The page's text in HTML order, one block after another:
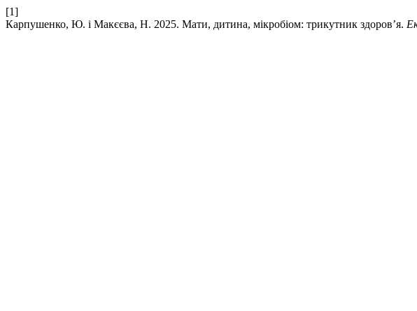
[1]
Карпушенко, Ю. і Макєєва, Н. 2025. Мати, дитина, мікробіом: трикутник здоров’я.